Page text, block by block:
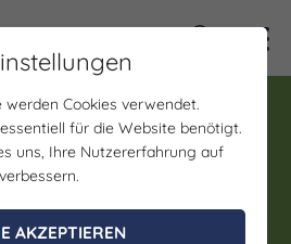
Führung
in
Cookies verwendet.
für die Website benötigt.
uns, Ihre Nutzererfahrung auf
AKZEPTIEREN